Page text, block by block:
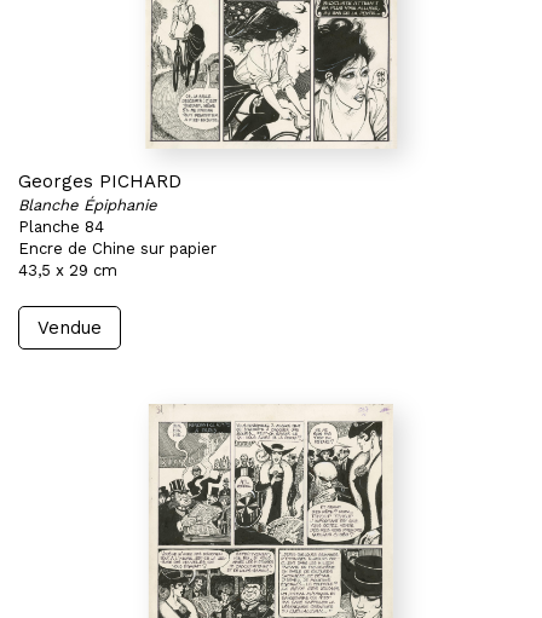
Georges PICHARD
Blanche Épiphanie
Planche 84
Encre de Chine sur papier
43,5 x 29 cm
Vendue